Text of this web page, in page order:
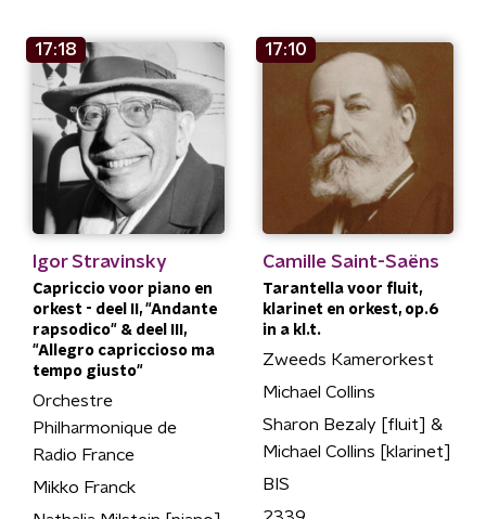
17:18
Igor Stravinsky
Capriccio voor piano en
orkest - deel II, "Andante
rapsodico" & deel III,
"Allegro capriccioso ma
tempo giusto"
Orchestre
Philharmonique de
Radio France
Mikko Franck
17:10
Camille Saint-Saëns
Tarantella voor fluit,
klarinet en orkest, op.6
in a kl.t.
Zweeds Kamerorkest
Michael Collins
Sharon Bezaly [fluit] &
Michael Collins [klarinet]
BIS